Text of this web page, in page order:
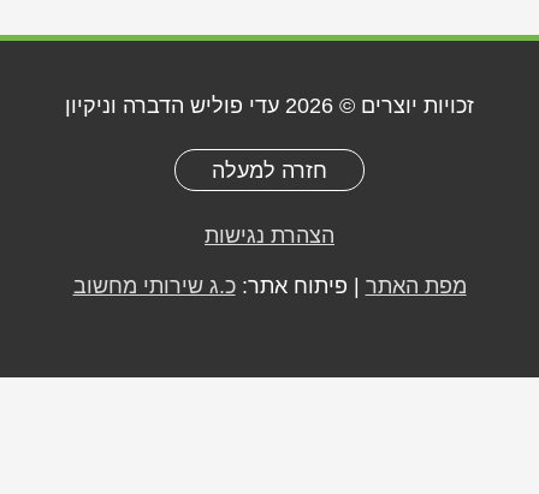
זכויות יוצרים © 2026 עדי פוליש הדברה וניקיון
חזרה למעלה
הצהרת נגישות
מפת האתר | פיתוח אתר:כ.ג שירותי מחשוב